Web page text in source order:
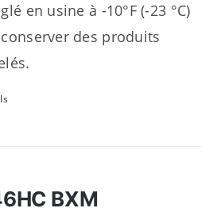
en usine à -10°F (-23 °C)
des produits
BXM